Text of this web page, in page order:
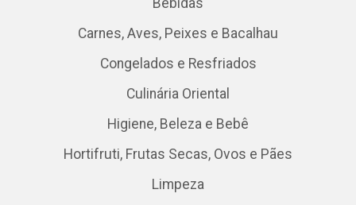
Bebidas
Carnes, Aves, Peixes e Bacalhau
Congelados e Resfriados
Culinária Oriental
Higiene, Beleza e Bebê
Hortifruti, Frutas Secas, Ovos e Pães
Limpeza